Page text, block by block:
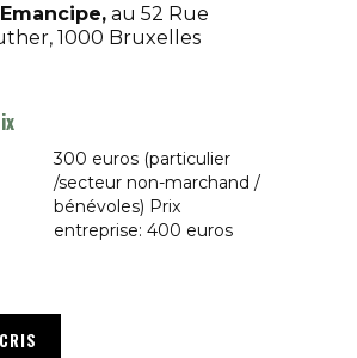
Emancipe, au 52 Rue
1000 Bruxelles
300 euros (particulier
/secteur non-marchand /
bénévoles) Prix
entreprise: 400 euros